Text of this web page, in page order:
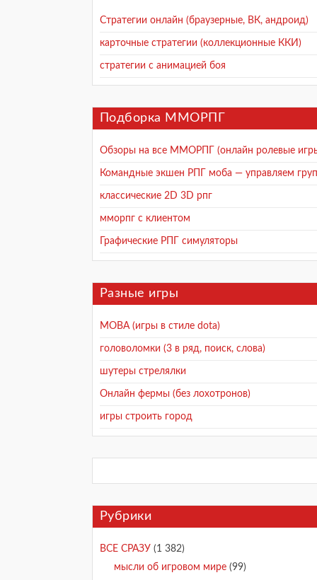
Стратегии онлайн (браузерные, ВК, андроид)
карточные стратегии (коллекционные ККИ)
стратегии с анимацией боя
Подборка ММОРПГ
Обзоры на все ММОРПГ (онлайн ролевые
Командные экшен РПГ моба — управляем
классические 2D 3D рпг
мморпг с клиентом
Графические РПГ симуляторы
Разные игры
MOBA (игры в стиле dota)
головоломки (3 в ряд, поиск, слова)
шутеры стрелялки
Онлайн фермы (без лохотронов)
игры строить город
Рубрики
ВСЕ СРАЗУ (1 382)
мысли об игровом мире (99)